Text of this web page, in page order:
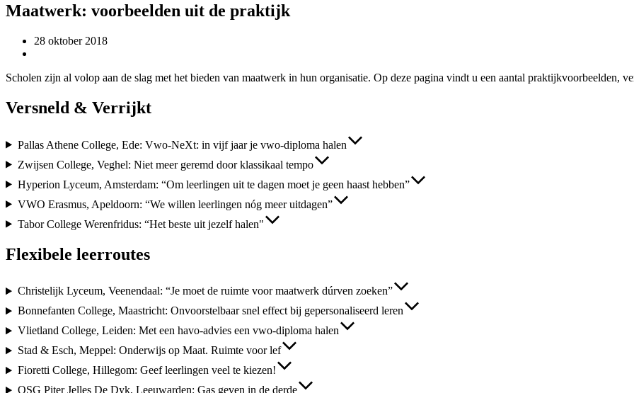
Maatwerk: voorbeelden uit de praktijk
28 oktober 2018
Scholen zijn al volop aan de slag met het bieden van maatwerk in hun organisatie. Op deze pagina vindt u een aantal praktijkvoorbeelden,
Versneld & Verrijkt
Pallas Athene College, Ede: Vwo-NeXt: in vijf jaar je vwo-diploma halen
Zwijsen College, Veghel: Niet meer geremd door klassikaal tempo
Hyperion Lyceum, Amsterdam: “Om leerlingen uit te dagen moet je geen haast hebben”
VWO Erasmus, Apeldoorn: “We willen leerlingen nóg meer uitdagen”
Tabor College Werenfridus: “Het beste uit jezelf halen"
Flexibele leerroutes
Christelijk Lyceum, Veenendaal: “Je moet de ruimte voor maatwerk dúrven zoeken”
Bonnefanten College, Maastricht: Onvoorstelbaar snel effect bij gepersonaliseerd leren
Vlietland College, Leiden: Met een havo-advies een vwo-diploma halen
Stad & Esch, Meppel: Onderwijs op Maat. Ruimte voor lef
Fioretti College, Hillegom: Geef leerlingen veel te kiezen!
OSG Piter Jelles De Dyk, Leeuwarden: Gas geven in de derde